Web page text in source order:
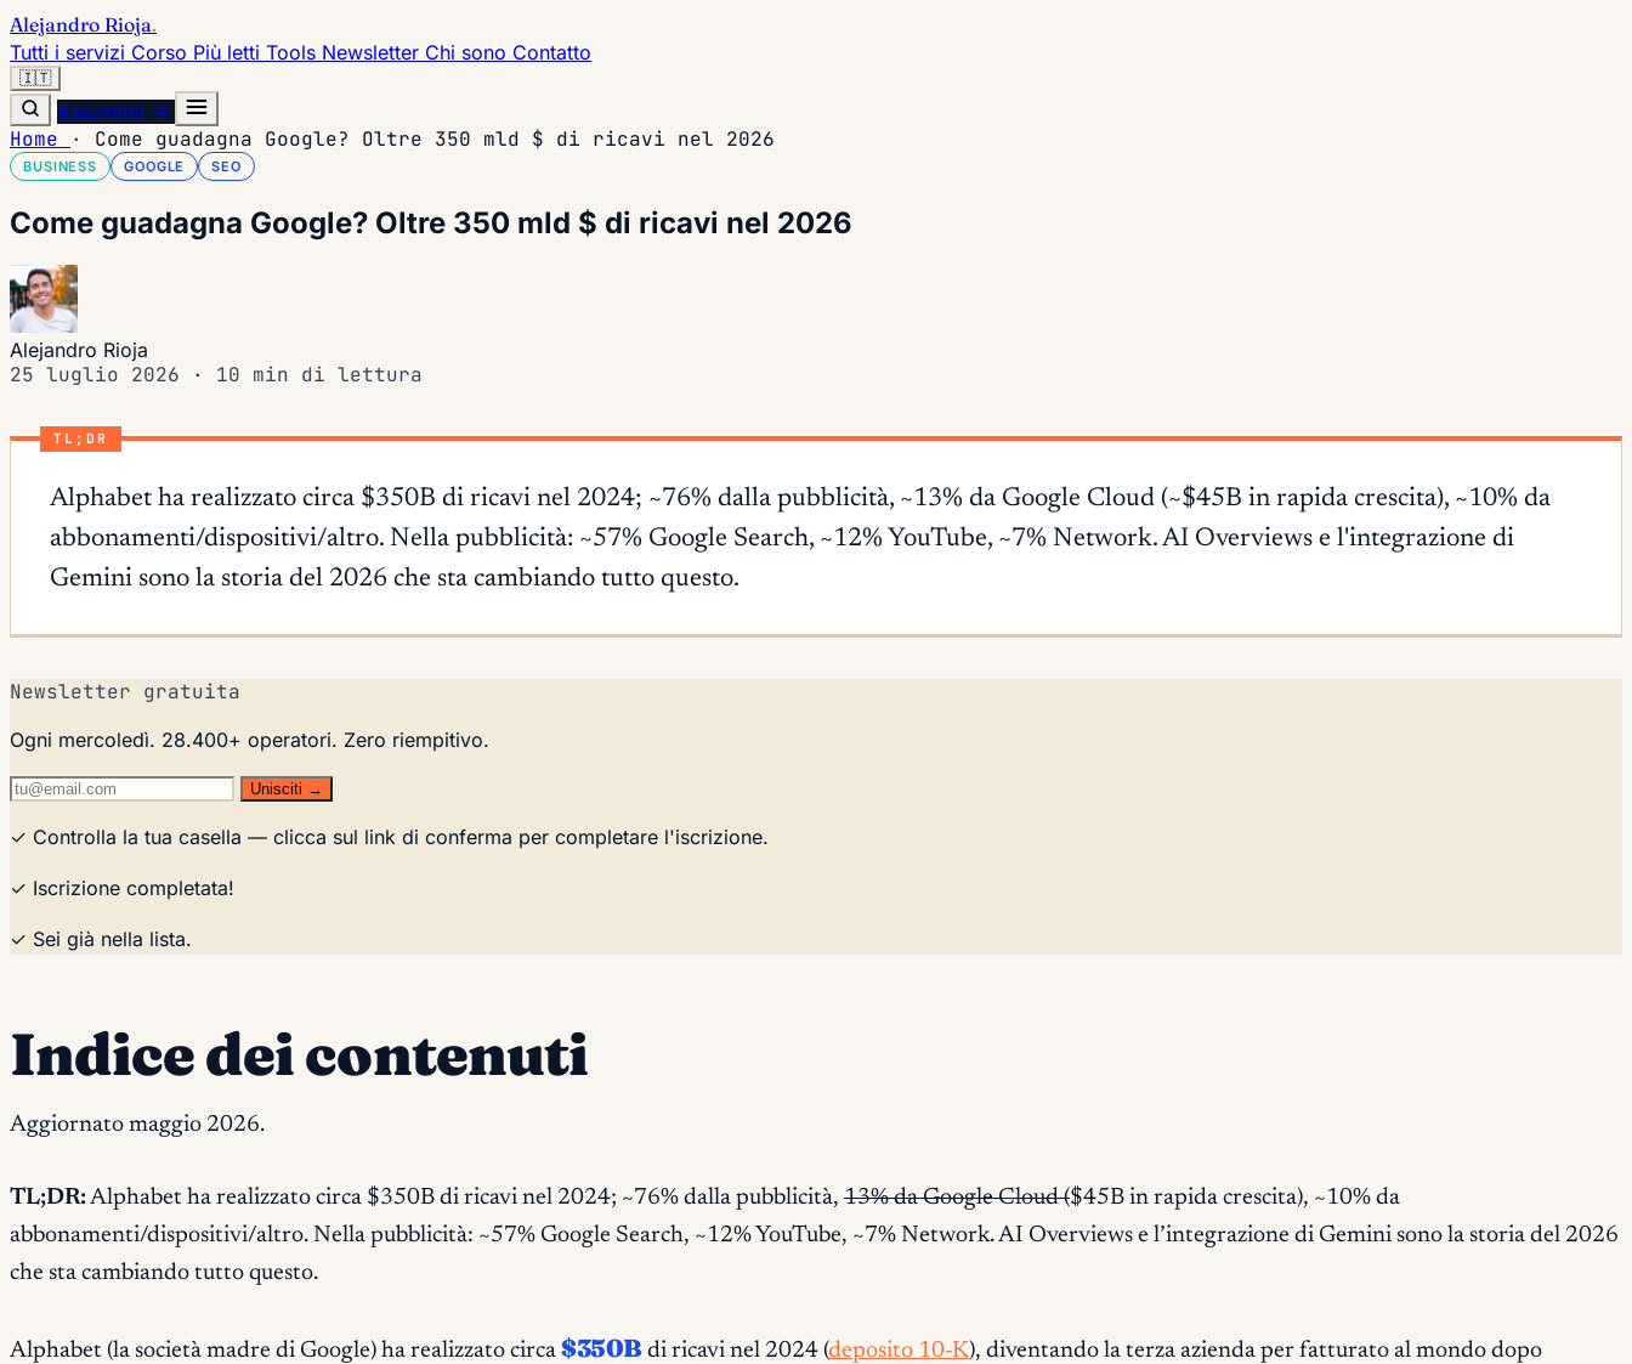
Alejandro Rioja.
Tutti i servizi Corso Più letti Tools Newsletter Chi sono Contatto
🇮🇹
Assumimi →
Home · Come guadagna Google? Oltre 350 mld $ di ricavi nel 2026
BUSINESS GOOGLE SEO
Come guadagna Google? Oltre 350 mld $ di ricavi nel 2026
Alejandro Rioja
25 luglio 2026 · 10 min di lettura
TL;DR
Alphabet ha realizzato circa $350B di ricavi nel 2024; ~76% dalla pubblicità, ~13% da Google Cloud (~$45B in rapida crescita), ~10% da
abbonamenti/dispositivi/altro. Nella pubblicità: ~57% Google Search, ~12% YouTube, ~7% Network. AI Overviews e l'integrazione di
Gemini sono la storia del 2026 che sta cambiando tutto questo.
Newsletter gratuita
Ogni mercoledì. 28.400+ operatori. Zero riempitivo.
Unisciti →
✓ Controlla la tua casella — clicca sul link di conferma per completare l'iscrizione.
✓ Iscrizione completata!
✓ Sei già nella lista.
Indice dei contenuti
Aggiornato maggio 2026.
TL;DR: Alphabet ha realizzato circa $350B di ricavi nel 2024; ~76% dalla pubblicità, 13% da Google Cloud ($45B in rapida crescita), ~10% da
abbonamenti/dispositivi/altro. Nella pubblicità: ~57% Google Search, ~12% YouTube, ~7% Network. AI Overviews e l’integrazione di Gemini sono la storia del 2026
che sta cambiando tutto questo.
Alphabet (la società madre di Google) ha realizzato circa $350Bdi ricavi nel 2024 (deposito 10-K), diventando la terza azienda per fatturato al mondo dopo